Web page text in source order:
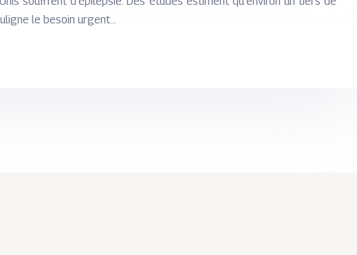
le besoin urgent…